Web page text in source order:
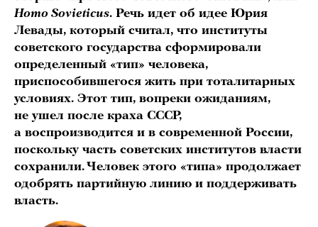
Homo Sovieticus. Речь идет об идее Юрия
Левады, который считал, что институты
советского государства сформировали
определенный «тип» человека,
приспособившегося жить при тоталитарных
условиях. Этот тип, вопреки ожиданиям,
не ушел после краха СССР,
а воспроизводится и в современной России,
поскольку часть советских институтов власти
сохранили. Человек этого «типа» продолжает
одобрять партийную линию и поддерживать
власть.